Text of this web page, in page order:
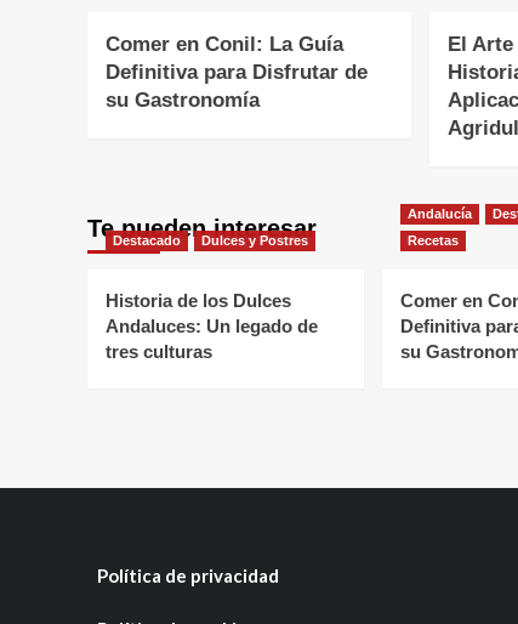
Comer en Conil: La Guía
Definitiva para Disfrutar de
su Gastronomía
El
Te pueden interesar
Destacado Dulces y Postres
Historia de los Dulces
Andaluces: Un legado de
tres culturas
Andalucía
Recetas
Comer en
Definitiva
su
Política de privacidad